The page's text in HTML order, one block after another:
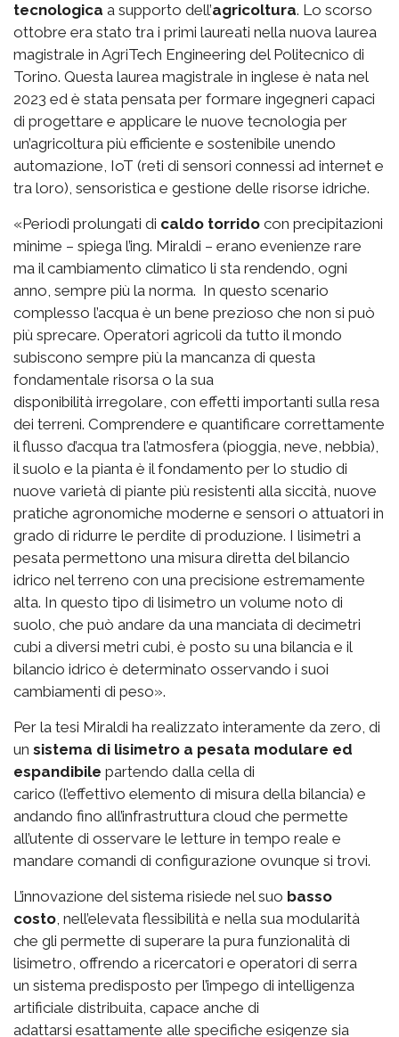
tecnologica a supporto dell’agricoltura. Lo scorso
ottobre era stato tra i primi laureati nella nuova laurea
magistrale in AgriTech Engineering del Politecnico di
Torino. Questa laurea magistrale in inglese è nata nel
2023 ed è stata pensata per formare ingegneri capaci
di progettare e applicare le nuove tecnologia per
un’agricoltura più efficiente e sostenibile unendo
automazione, IoT (reti di sensori connessi ad internet e
tra loro), sensoristica e gestione delle risorse idriche.
«Periodi prolungati di caldo torrido con precipitazioni
minime – spiega l’ing. Miraldi – erano evenienze rare
ma il cambiamento climatico li sta rendendo, ogni
anno, sempre più la norma. In questo scenario
complesso l’acqua è un bene prezioso che non si può
più sprecare. Operatori agricoli da tutto il mondo
subiscono sempre più la mancanza di questa
fondamentale risorsa o la sua
disponibilità irregolare, con effetti importanti sulla resa
dei terreni. Comprendere e quantificare correttamente
il flusso d’acqua tra l’atmosfera (pioggia, neve, nebbia),
il suolo e la pianta è il fondamento per lo studio di
nuove varietà di piante più resistenti alla siccità, nuove
pratiche agronomiche moderne e sensori o attuatori in
grado di ridurre le perdite di produzione. I lisimetri a
pesata permettono una misura diretta del bilancio
idrico nel terreno con una precisione estremamente
alta. In questo tipo di lisimetro un volume noto di
suolo, che può andare da una manciata di decimetri
cubi a diversi metri cubi, è posto su una bilancia e il
bilancio idrico è determinato osservando i suoi
cambiamenti di peso».
Per la tesi Miraldi ha realizzato interamente da zero, di
un sistema di lisimetro a pesata modulare ed
espandibile partendo dalla cella di
carico (l’effettivo elemento di misura della bilancia) e
andando fino all’infrastruttura cloud che permette
all’utente di osservare le letture in tempo reale e
mandare comandi di configurazione ovunque si trovi.
L’innovazione del sistema risiede nel suo basso
costo, nell’elevata flessibilità e nella sua modularità
che gli permette di superare la pura funzionalità di
lisimetro, offrendo a ricercatori e operatori di serra
un sistema predisposto per l’impego di intelligenza
artificiale distribuita, capace anche di
adattarsi esattamente alle specifiche esigenze sia